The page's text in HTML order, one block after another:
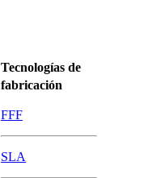
Tecnologías de
fabricación
FFF
SLA